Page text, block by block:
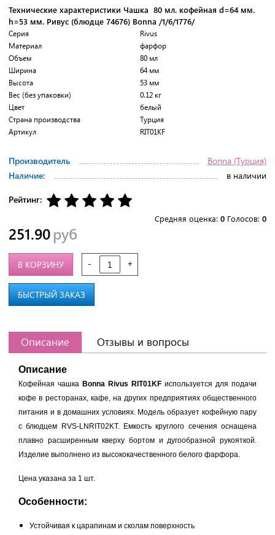
Технические характеристики Чашка 80 мл. кофейная d=64 мм.
h=53 мм. Ривус (блюдце 74676) Bonna /1/6/1776/
Серия
Rivus
Материал
фарфор
Объем
80 мл
Ширина
64 мм
Высота
53 мм
Вес (без упаковки)
0.12 кг
Цвет
белый
Страна производства
Турция
Артикул
RIT01KF
Производитель
Bonna (Турция)
Наличие:
в наличии
Рейтинг:
Средняя оценка: 0 Голосов: 0
251.90руб
- +
В КОРЗИНУ
БЫСТРЫЙ ЗАКАЗ
Описание Отзывы и вопросы
Описание
Кофейная чашка Bonna Rivus RIT01KF используется для подачи
кофе в ресторанах, кафе, на других предприятиях общественного
питания и в домашних условиях. Модель образует кофейную пару
с блюдцем RVS-LNRIT02KT. Емкость круглого сечения оснащена
плавно расширенным кверху бортом и дугообразной рукояткой.
Изделие выполнено из высококачественного белого фарфора.
Цена указана за 1 шт.
Особенности:
Устойчивая к царапинам и сколам поверхность